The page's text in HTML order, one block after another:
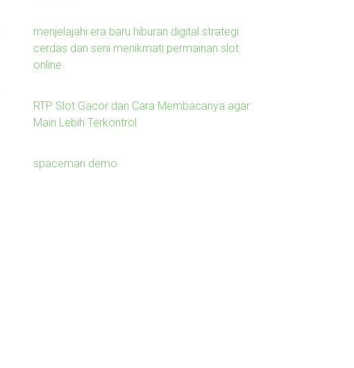
menjelajahi era baru hiburan digital strategi
cerdas dan seni menikmati permainan slot
online
RTP Slot Gacor dan Cara Membacanya agar
Main Lebih Terkontrol
spaceman demo